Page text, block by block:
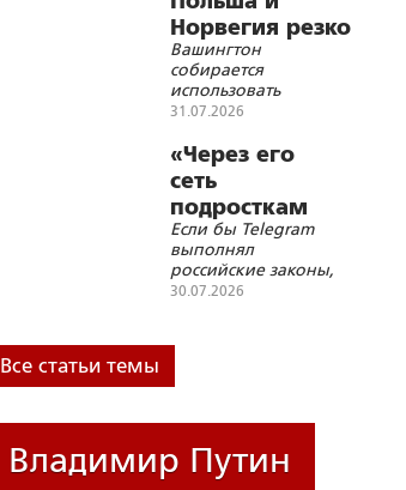
Норвегия резко
ускорили
милитаризацию
Вашингтон
собирается
использовать
европейских
качестве ударного
кулака против России
31.07.2026
«Через его
сеть
подросткам
ломается
жизнь»
Если бы Telegram
выполнял
российские законы,
не было бы
терроризму
30.07.2026
Все статьи темы
Владимир Путин